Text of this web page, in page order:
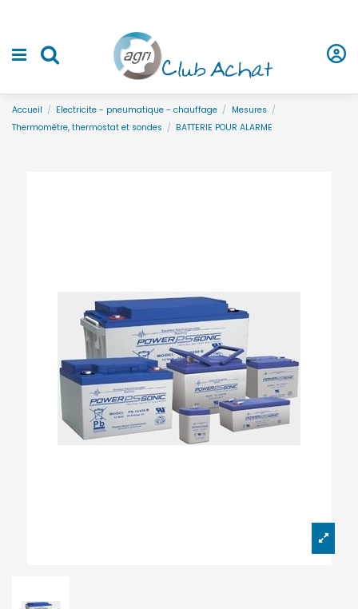
Accueil Electricite - pneumatique - chauffage
Mesures
Thermomètre, thermostat et sondes
BATTERIE POUR ALARME